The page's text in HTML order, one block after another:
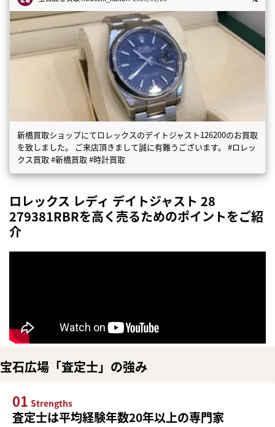
新橋買取ショップにてロレックスのデイトジャスト126200のお買取
を致しました。 ご来店頂きまして誠に有難うございます。 #ロレッ
クス買取 #新橋買取 #時計買取
ロレックス レディ デイトジャスト 28
279381RBRを高く売るためのポイントをご紹
介
宝石広場「査定士」の強み
01 Strengths
査定士は平均経験年数20年以上の専門家